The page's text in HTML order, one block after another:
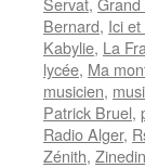
Bernard, Ici
Kabylie, La
lycée, Ma
musicien,
Patrick Bruel,
Radio Alger,
Zénith,